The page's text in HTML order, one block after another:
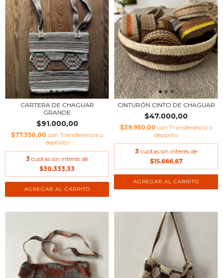
CARTERA DE CHAGUAR
GRANDE
$91.000,00
$77.350,00 con Transferencia o
depósito
3 cuotas sin interés de
$30.333,33
AGREGAR AL CARRITO
CINTURÓN CINTO DE CHAGUAR
$47.000,00
$39.950,00 con Transferencia o
depósito
3 cuotas sin interés de
$15.666,67
AGREGAR AL CARRITO